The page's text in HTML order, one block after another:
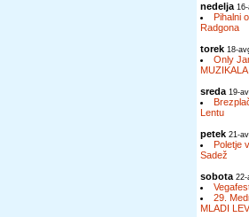
nedelja
Pihalni
Radgona
torek 18-
Only
sreda 19-
Lentu
petek 21-
Poletje
Sadež
sobota 22-
29.
MLADI